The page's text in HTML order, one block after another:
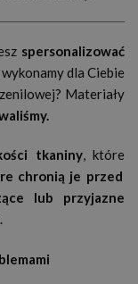
spersonalizować
dla Ciebie
Materiały
tkaniny, które
chronią je przed
lub przyjazne